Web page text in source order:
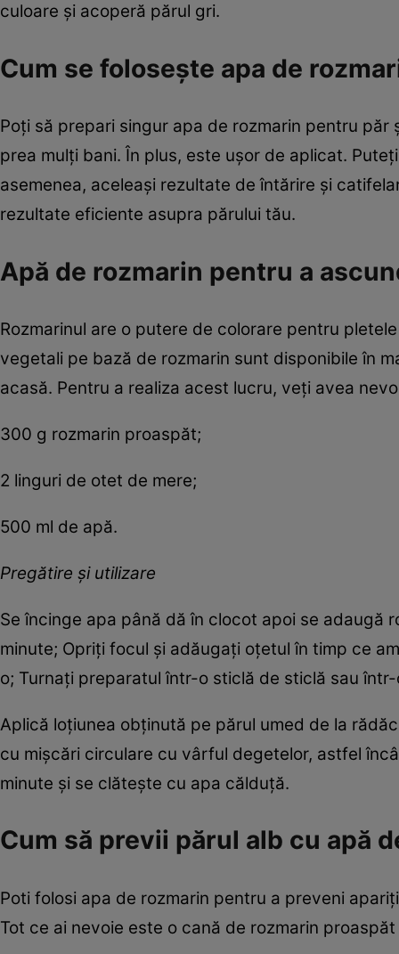
culoare și acoperă părul gri.
Cum se folosește apa de
Poți să prepari singur apa de rozmarin pentru
prea mulți bani. În plus, este ușor de aplicat.
asemenea, aceleași rezultate de întărire și
rezultate eficiente asupra părului tău.
Apă de rozmarin pentru a
Rozmarinul are o putere de colorare pentru
vegetali pe bază de rozmarin sunt disponibile în
acasă. Pentru a realiza acest lucru, veți avea
300 g rozmarin proaspăt;
2 linguri de otet de mere;
500 ml de apă.
Pregătire și utilizare
Se încinge apa până dă în clocot apoi se adaugă
minute; Opriți focul și adăugați oțetul în timp ce
o; Turnați preparatul într-o sticlă de sticlă sau
Aplică loțiunea obținută pe părul umed de la
cu mișcări circulare cu vârful degetelor, astfel
minute și se clătește cu apa călduță.
Cum să previi părul alb cu apă
Poti folosi apa de rozmarin pentru a preveni
Tot ce ai nevoie este o cană de rozmarin